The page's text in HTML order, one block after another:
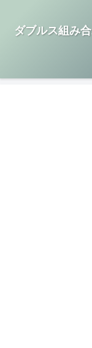
ダブルス組み